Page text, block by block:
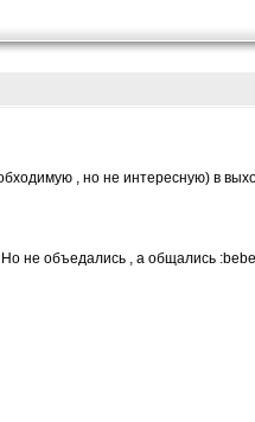
, но не интересную) в
Но не объедались , а общались